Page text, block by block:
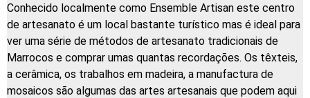
Conhecido localmente como Ensemble Artisan este centro
de artesanato é um local bastante turístico mas é ideal para
ver uma série de métodos de artesanato tradicionais de
Marrocos e comprar umas quantas recordações. Os têxteis,
a cerâmica, os trabalhos em madeira, a manufactura de
mosaicos são algumas das artes artesanais que podem aqui